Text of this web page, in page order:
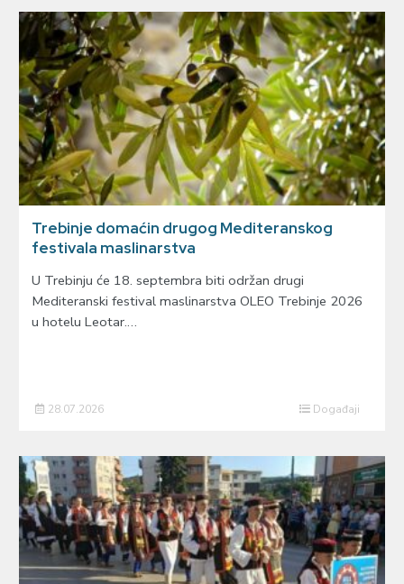
Trebinje domaćin drugog Mediteranskog
festivala maslinarstva
U Trebinju će 18. septembra biti održan drugi
Mediteranski festival maslinarstva OLEO Trebinje 2026
u hotelu Leotar.…
28.07.2026 Događaji